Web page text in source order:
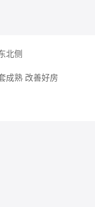
北侧
成熟 改善好房